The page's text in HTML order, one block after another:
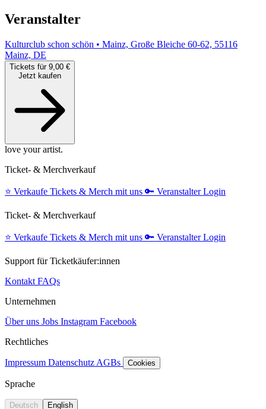
Veranstalter
Kulturclub schon schön • Mainz, Große Bleiche 60-62, 55116
Mainz, DE
Tickets für 9,00 €
Jetzt kaufen
love your artist.
Ticket- & Merchverkauf
⭐️ Verkaufe Tickets & Merch mit uns 🔑 Veranstalter Login
Ticket- & Merchverkauf
⭐️ Verkaufe Tickets & Merch mit uns 🔑 Veranstalter Login
Support für Ticketkäufer:innen
Kontakt FAQs
Unternehmen
Über uns Jobs Instagram Facebook
Rechtliches
Impressum Datenschutz AGBs Cookies
Sprache
Deutsch English